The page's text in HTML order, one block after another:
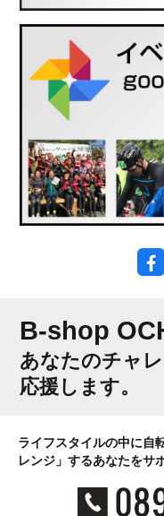
B-shop
あなたのチャ
応援します。
ライフスタイルの中に自
レンジ」するあなたをサ